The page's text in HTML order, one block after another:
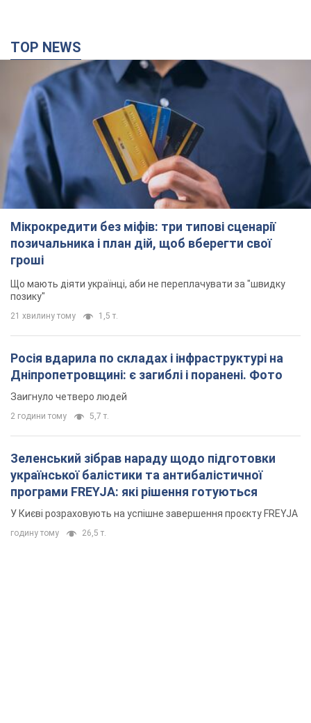
TOP NEWS
Мікрокредити без міфів: три типові сценарії
позичальника і план дій, щоб вберегти свої
гроші
Що мають діяти українці, аби не переплачувати за "швидку
позику"
21 хвилину тому 1,5 т.
Росія вдарила по складах і інфраструктурі на
Дніпропетровщині: є загиблі і поранені. Фото
Заигнуло четверо людей
2 години тому 5,7 т.
Зеленський зібрав нараду щодо підготовки
української балістики та антибалістичної
програми FREYJA: які рішення готуються
У Києві розраховують на успішне завершення проєкту FREYJA
годину тому 26,5 т.